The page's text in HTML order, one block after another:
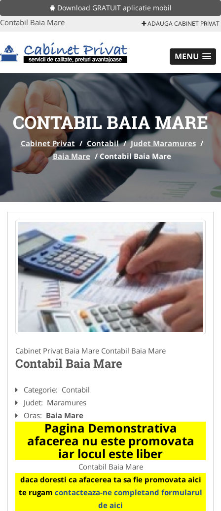
Download GRATUIT aplicatie mobil
Contabil Baia Mare ADAUGA CABINET PRIVAT
MENU
CONTABIL BAIA MARE
Cabinet Privat / Contabil / Judet Maramures /
Baia Mare / Contabil Baia Mare
Cabinet Privat Baia Mare Contabil Baia Mare
Contabil Baia Mare
Categorie: Contabil
Judet: Maramures
Oras: Baia Mare
Pagina Demonstrativa
afacerea nu este promovata
iar locul este liber
Contabil Baia Mare
daca doresti ca afacerea ta sa fie promovata aici
te rugam contacteaza-ne completand formularul
de aici